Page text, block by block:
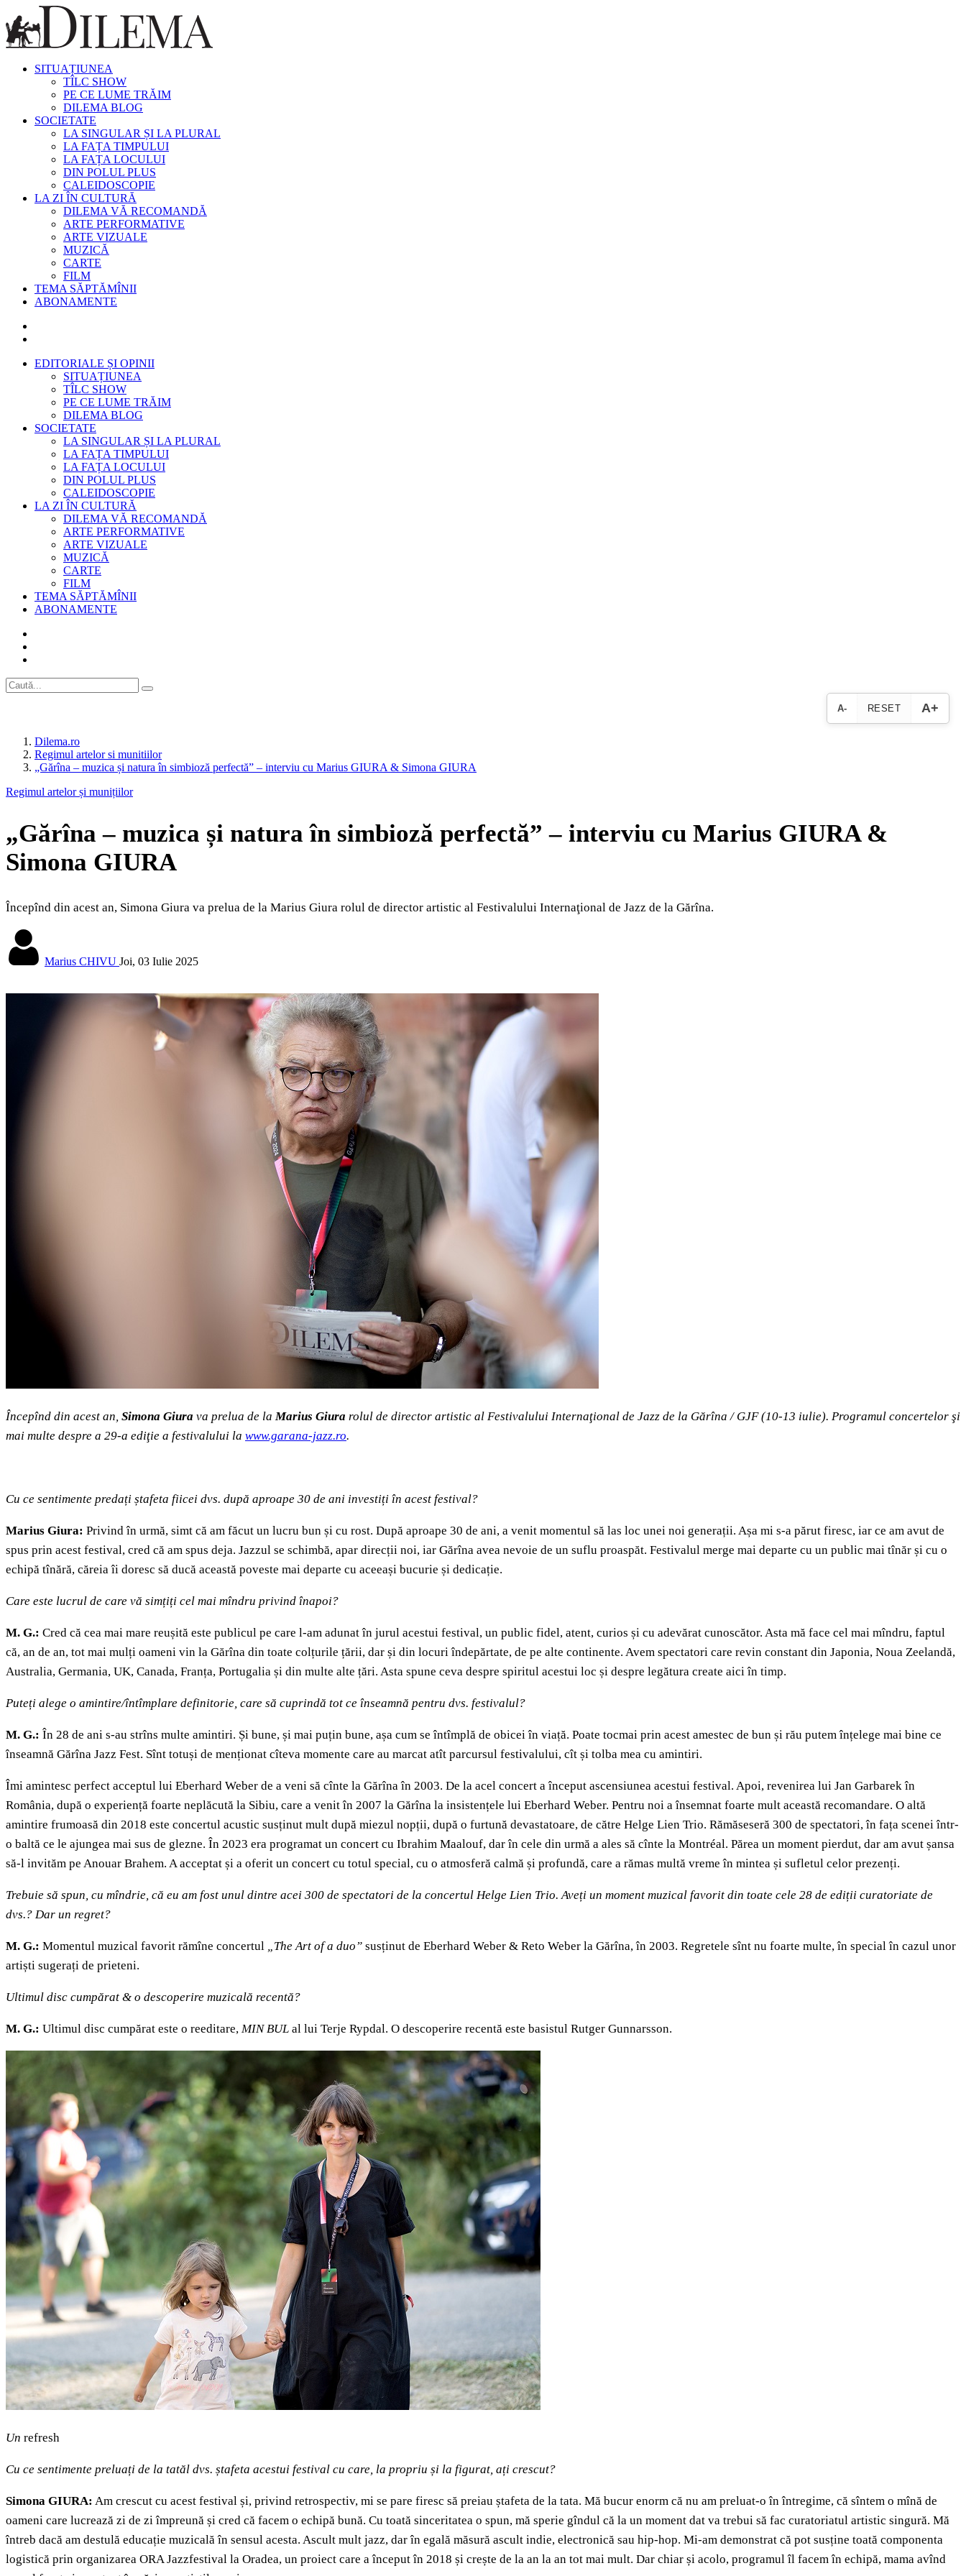
SITUAȚIUNEA
TÎLC SHOW
PE CE LUME TRĂIM
DILEMA BLOG
SOCIETATE
LA SINGULAR ȘI LA PLURAL
LA FAȚA TIMPULUI
LA FAȚA LOCULUI
DIN POLUL PLUS
CALEIDOSCOPIE
LA ZI ÎN CULTURĂ
DILEMA VĂ RECOMANDĂ
ARTE PERFORMATIVE
ARTE VIZUALE
MUZICĂ
CARTE
FILM
TEMA SĂPTĂMÎNII
ABONAMENTE
EDITORIALE ȘI OPINII
SITUAȚIUNEA
TÎLC SHOW
PE CE LUME TRĂIM
DILEMA BLOG
SOCIETATE
LA SINGULAR ȘI LA PLURAL
LA FAȚA TIMPULUI
LA FAȚA LOCULUI
DIN POLUL PLUS
CALEIDOSCOPIE
LA ZI ÎN CULTURĂ
DILEMA VĂ RECOMANDĂ
ARTE PERFORMATIVE
ARTE VIZUALE
MUZICĂ
CARTE
FILM
TEMA SĂPTĂMÎNII
ABONAMENTE
A- RESET A+
Dilema.ro
Regimul artelor si munitiilor
„Gărîna – muzica și natura în simbioză perfectă” – interviu cu Marius GIURA & Simona GIURA
Regimul artelor și munițiilor
„Gărîna – muzica și natura în simbioză perfectă” – interviu cu Marius GIURA &
Simona GIURA
Începînd din acest an, Simona Giura va prelua de la Marius Giura rolul de director artistic al Festivalului Internaţional de Jazz de la Gărîna.
Marius CHIVU Joi, 03 Iulie 2025
Începînd din acest an, Simona Giura va prelua de laMarius Giura rolul de director artistic al Festivalului Internaţional de Jazz de la Gărîna / GJF (10-13 iulie). Programul concertelor şi
mai multe despre a 29-a ediţie a festivalului la www.garana-jazz.ro.
Cu ce sentimente predați ștafeta fiicei dvs. după aproape 30 de ani investiți în acest festival?
Marius Giura: Privind în urmă, simt că am făcut un lucru bun și cu rost. După aproape 30 de ani, a venit momentul să las loc unei noi generații. Așa mi s-a părut firesc, iar ce am avut de
spus prin acest festival, cred că am spus deja. Jazzul se schimbă, apar direcții noi, iar Gărîna avea nevoie de un suflu proaspăt. Festivalul merge mai departe cu un public mai tînăr și cu o
echipă tînără, căreia îi doresc să ducă această poveste mai departe cu aceeași bucurie și dedicație.
Care este lucrul de care vă simțiți cel mai mîndru privind înapoi?
M. G.: Cred că cea mai mare reușită este publicul pe care l-am adunat în jurul acestui festival, un public fidel, atent, curios și cu adevărat cunoscător. Asta mă face cel mai mîndru, faptul
că, an de an, tot mai mulți oameni vin la Gărîna din toate colțurile țării, dar și din locuri îndepărtate, de pe alte continente. Avem spectatori care revin constant din Japonia, Noua Zeelandă,
Australia, Germania, UK, Canada, Franța, Portugalia și din multe alte țări. Asta spune ceva despre spiritul acestui loc și despre legătura create aici în timp.
Puteți alege o amintire/întîmplare definitorie, care să cuprindă tot ce înseamnă pentru dvs. festivalul?
M. G.: În 28 de ani s-au strîns multe amintiri. Și bune, și mai puțin bune, așa cum se întîmplă de obicei în viață. Poate tocmai prin acest amestec de bun și rău putem înțelege mai bine ce
înseamnă Gărîna Jazz Fest. Sînt totuși de menționat cîteva momente care au marcat atît parcursul festivalului, cît și tolba mea cu amintiri.
Îmi amintesc perfect acceptul lui Eberhard Weber de a veni să cînte la Gărîna în 2003. De la acel concert a început ascensiunea acestui festival. Apoi, revenirea lui Jan Garbarek în
România, după o experiență foarte neplăcută la Sibiu, care a venit în 2007 la Gărîna la insistențele lui Eberhard Weber. Pentru noi a însemnat foarte mult această recomandare. O altă
amintire frumoasă din 2018 este concertul acustic susținut mult după miezul nopții, după o furtună devastatoare, de către Helge Lien Trio. Rămăseseră 300 de spectatori, în fața scenei într-
o baltă ce le ajungea mai sus de glezne. În 2023 era programat un concert cu Ibrahim Maalouf, dar în cele din urmă a ales să cînte la Montréal. Părea un moment pierdut, dar am avut șansa
să-l invităm pe Anouar Brahem. A acceptat și a oferit un concert cu totul special, cu o atmosferă calmă și profundă, care a rămas multă vreme în mintea și sufletul celor prezenți.
Trebuie să spun, cu mîndrie, că eu am fost unul dintre acei 300 de spectatori de la concertul Helge Lien Trio. Aveți un moment muzical favorit din toate cele 28 de ediții curatoriate de
dvs.? Dar un regret?
M. G.: Momentul muzical favorit rămîne concertul „The Art of a duo” susținut de Eberhard Weber & Reto Weber la Gărîna, în 2003. Regretele sînt nu foarte multe, în special în cazul unor
artiști sugerați de prieteni.
Ultimul disc cumpărat & o descoperire muzicală recentă?
M. G.: Ultimul disc cumpărat este o reeditare, MIN BUL al lui Terje Rypdal. O descoperire recentă este basistul Rutger Gunnarsson.
Un refresh
Cu ce sentimente preluați de la tatăl dvs. ștafeta acestui festival cu care, la propriu și la figurat, ați crescut?
Simona GIURA: Am crescut cu acest festival și, privind retrospectiv, mi se pare firesc să preiau ștafeta de la tata. Mă bucur enorm că nu am preluat-o în întregime, că sîntem o mînă de
oameni care lucrează zi de zi împreună și cred că facem o echipă bună. Cu toată sinceritatea o spun, mă sperie gîndul că la un moment dat va trebui să fac curatoriatul artistic singură. Mă
întreb dacă am destulă educație muzicală în sensul acesta. Ascult mult jazz, dar în egală măsură ascult indie, electronică sau hip-hop. Mi-am demonstrat că pot susține toată componenta
logistică prin organizarea ORA Jazzfestival la Oradea, un proiect care a început în 2018 și crește de la an la an tot mai mult. Dar chiar și acolo, programul îl facem în echipă, mama avînd